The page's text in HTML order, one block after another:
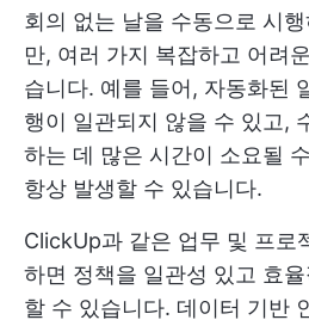
회의 없는 날을 수동으로 시
만, 여러 가지 복잡하고 어려
습니다. 예를 들어, 자동화된
행이 일관되지 않을 수 있고,
하는 데 많은 시간이 소요될
항상 발생할 수 있습니다.
ClickUp과 같은 업무 및 프로
하면 정책을 일관성 있고 효
할 수 있습니다. 데이터 기반